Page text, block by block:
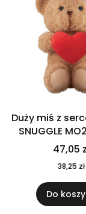
Duży miś z
SNUGGLE
47,05
38,25 zł
Do